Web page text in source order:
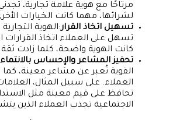
مرتاحًا مع هوية علامة تجارية،
لشرائها، مهما كانت الخيارات
تسهيل اتخاذ القرار:الهوية
تسهل على العملاء اتخاذ القرارات
كانت الهوية واضحة، كلما زادت
تحفيز المشاعر والإحساس بالانتماء
القوية تُعبر عن مشاعر معينة، كما
العملاء. على سبيل المثال،
تحافظ على قيم معينة مثل
الاجتماعية تجذب العملاء الذين